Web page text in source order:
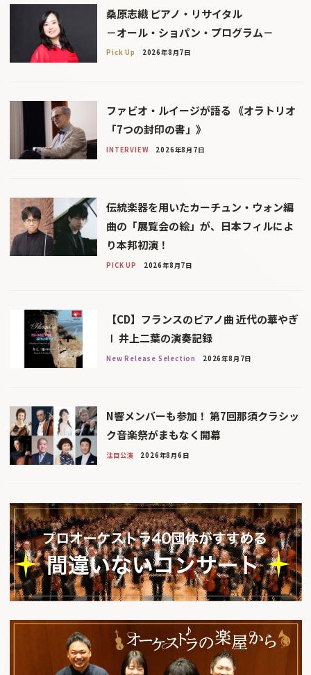
桑原志織 ピアノ・リサイタル
－オール・ショパン・プログラム－
Pick Up 2026年8月7日
ファビオ・ルイージが語る 《オラトリオ
「7つの封印の書」》
INTERVIEW 2026年8月7日
伝統楽器を用いたカーチュン・ウォン編
曲の「展覧会の絵」が、日本フィルによ
り本邦初演！
PICK UP 2026年8月7日
【CD】フランスのピアノ曲 近代の華やぎ
Ⅰ 井上二葉の演奏記録
New Release Selection 2026年8月7日
N響メンバーも参加！ 第7回那須クラシッ
ク音楽祭がまもなく開幕
注目公演 2026年8月6日